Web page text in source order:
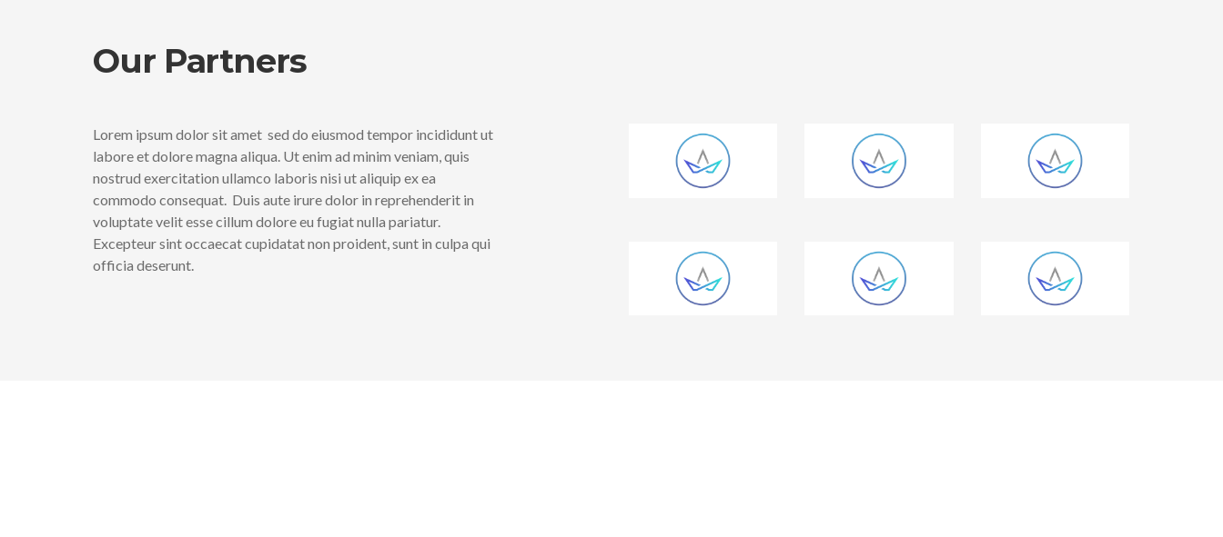
Our Partners
Lorem ipsum dolor sit amet sed do eiusmod tempor incididunt ut
labore et dolore magna aliqua. Ut enim ad minim veniam, quis
nostrud exercitation ullamco laboris nisi ut aliquip ex ea
commodo consequat. Duis aute irure dolor in reprehenderit in
voluptate velit esse cillum dolore eu fugiat nulla pariatur.
Excepteur sint occaecat cupidatat non proident, sunt in culpa qui
officia deserunt.